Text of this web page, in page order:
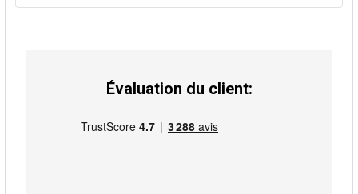
Évaluation du client: